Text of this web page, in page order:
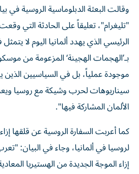
وقالت البعثة الدبلوماسية الروسية في
"تليغرام"، تعليقاً على الحادثة التي
الرئيسي الذي يهدد ألمانيا اليوم لا
بـ’الهجمات الهجينة‘ المزعومة من
موجودة عملياً، بل في السياسيين
سيناريوهات لحرب وشيكة مع روسيا
الألمان المشاركة فيها".
كما أعربت السفارة الروسية عن قلقها
لروسيا في ألمانيا، وجاء في البيان:
إزاء الموجة الجديدة من الهستيريا